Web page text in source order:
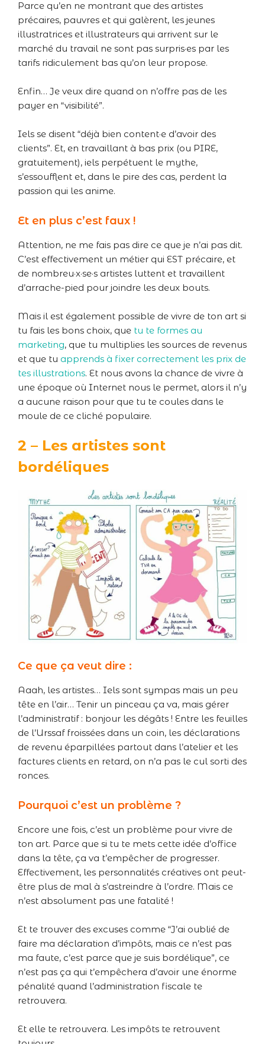
Parce qu’en ne montrant que des artistes
précaires, pauvres et qui galèrent, les jeunes
illustratrices et illustrateurs qui arrivent sur le
marché du travail ne sont pas surpris·es par les
tarifs ridiculement bas qu’on leur propose.
Enfin… Je veux dire quand on n’offre pas de les
payer en “visibilité”.
Iels se disent “déjà bien content·e d’avoir des
clients”. Et, en travaillant à bas prix (ou PIRE,
gratuitement), iels perpétuent le mythe,
s’essoufflent et, dans le pire des cas, perdent la
passion qui les anime.
Et en plus c’est faux !
Attention, ne me fais pas dire ce que je n’ai pas dit.
C’est effectivement un métier qui EST précaire, et
de nombreu·x·se·s artistes luttent et travaillent
d’arrache-pied pour joindre les deux bouts.
Mais il est également possible de vivre de ton art si
tu fais les bons choix, que tu te formes au
marketing, que tu multiplies les sources de revenus
et que tu apprends à fixer correctement les prix de
tes illustrations. Et nous avons la chance de vivre à
une époque où Internet nous le permet, alors il n’y
a aucune raison pour que tu te coules dans le
moule de ce cliché populaire.
2 – Les artistes sont
bordéliques
Ce que ça veut dire :
Aaah, les artistes… Iels sont sympas mais un peu
tête en l’air… Tenir un pinceau ça va, mais gérer
l’administratif : bonjour les dégâts ! Entre les feuilles
de l’Urssaf froissées dans un coin, les déclarations
de revenu éparpillées partout dans l’atelier et les
factures clients en retard, on n’a pas le cul sorti des
ronces.
Pourquoi c’est un problème ?
Encore une fois, c’est un problème pour vivre de
ton art. Parce que si tu te mets cette idée d’office
dans la tête, ça va t’empêcher de progresser.
Effectivement, les personnalités créatives ont peut-
être plus de mal à s’astreindre à l’ordre. Mais ce
n’est absolument pas une fatalité !
Et te trouver des excuses comme “J’ai oublié de
faire ma déclaration d’impôts, mais ce n’est pas
ma faute, c’est parce que je suis bordélique”, ce
n’est pas ça qui t’empêchera d’avoir une énorme
pénalité quand l’administration fiscale te
retrouvera.
Et elle te retrouvera. Les impôts te retrouvent